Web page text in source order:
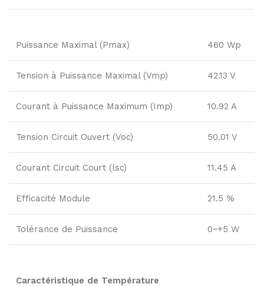
Puissance Maximal (Pmax) 460 Wp
Tension à Puissance Maximal (Vmp) 42.13 V
Courant à Puissance Maximum (Imp) 10.92 A
Tension Circuit Ouvert (Voc) 50.01 V
Courant Circuit Court (lsc) 11.45 A
Efficacité Module 21.5 %
Tolérance de Puissance 0~+5 W
Caractéristique de Température